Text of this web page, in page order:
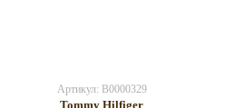
Артикул: B0000329
Tommy Hilfiger